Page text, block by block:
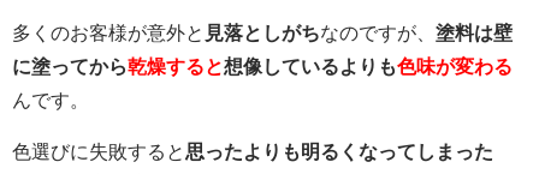
多くのお客様が意外と 見落としがちなのですが、 塗料は壁
に塗ってから乾燥すると想像しているよりも色味が変わる
んです。
色選びに失敗すると思ったよりも明るくなってしまった